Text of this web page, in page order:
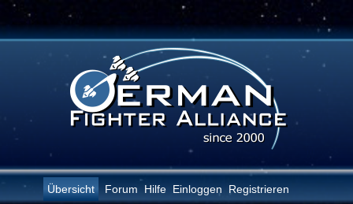
Übersicht Forum Hilfe Einloggen Registrieren